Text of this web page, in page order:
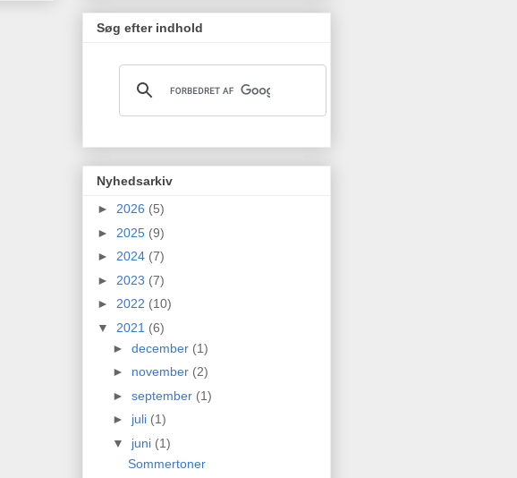
Søg efter indhold
Nyhedsarkiv
► 2026 (5)
► 2025 (9)
► 2024 (7)
► 2023 (7)
► 2022 (10)
▼ 2021 (6)
► december (1)
► november (2)
► september (1)
► juli (1)
▼ juni (1)
Sommertoner